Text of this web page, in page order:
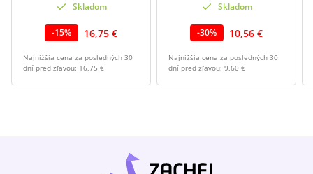
Skladom
-15% 16,75 €
Najnižšia cena za posledných 30
dní pred zľavou: 16,75 €
Skladom
-30% 10,56 €
Najnižšia cena za posledných 30
dní pred zľavou: 9,60 €